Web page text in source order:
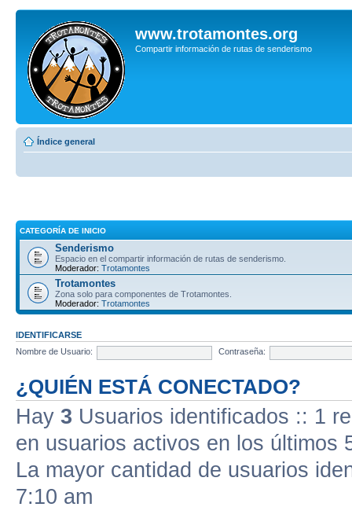
www.trotamontes.org
Compartir información de rutas de senderismo
Índice general
CATEGORÍA DE INICIO
Senderismo
Espacio en el compartir información de rutas de senderismo.
Moderador: Trotamontes
Trotamontes
Zona solo para componentes de Trotamontes.
Moderador: Trotamontes
IDENTIFICARSE
Nombre de Usuario:
Contraseña:
¿QUIÉN ESTÁ CONECTADO?
Hay 3 Usuarios identificados :: 1
en usuarios activos en los últimos
La mayor cantidad de usuarios
7:10 am